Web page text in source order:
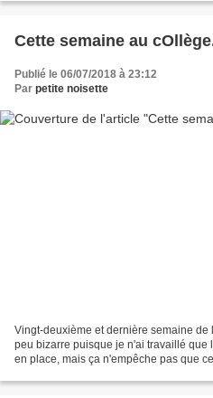
Cette semaine au
Publié le 06/07/2018 à 23:12
Par petite noisette
Vingt-deuxième et dernière semaine
peu bizarre puisque je n'ai travaillé que
en place, mais ça n'empêche pas que